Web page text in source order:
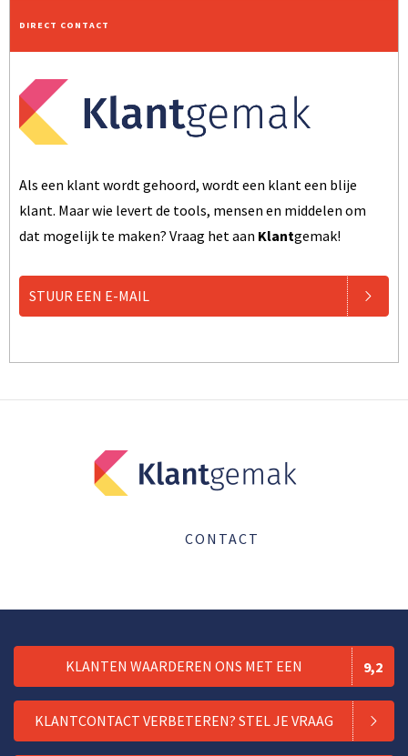
DIRECT CONTACT
Als een klant wordt gehoord, wordt een klant een blije
klant. Maar wie levert de tools, mensen en middelen om
dat mogelijk te maken? Vraag het aan Klantgemak!
STUUR EEN E-MAIL
CONTACT
KLANTEN WAARDEREN ONS MET EEN 9,2
KLANTCONTACT VERBETEREN? STEL JE VRAAG